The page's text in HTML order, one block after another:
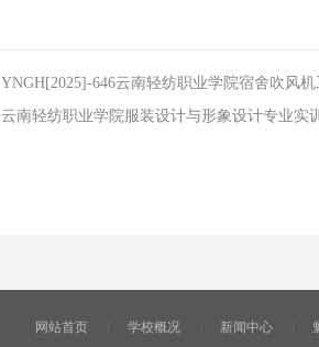
YNGH[2025]-646云南轻纺职业学院宿舍吹风
云南轻纺职业学院服装设计与形象设计专业实
网站首页 学校概况 新闻中心